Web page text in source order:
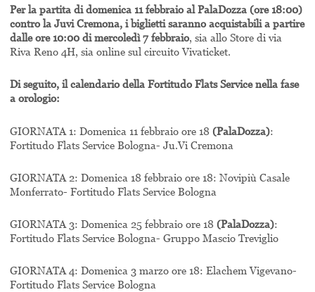
Per la partita di domenica 11 febbraio al PalaDozza (ore 18:00)
contro la Juvi Cremona, i biglietti saranno acquistabili a partire
dalle ore 10:00 di mercoledì 7 febbraio, sia allo Store di via
Riva Reno 4H, sia online sul circuito Vivaticket.
Di seguito, il calendario della Fortitudo Flats Service nella fase
a orologio:
GIORNATA 1: Domenica 11 febbraio ore 18 (PalaDozza):
Fortitudo Flats Service Bologna- Ju.Vi Cremona
GIORNATA 2: Domenica 18 febbraio ore 18: Novipiù Casale
Monferrato- Fortitudo Flats Service Bologna
GIORNATA 3: Domenica 25 febbraio ore 18 (PalaDozza):
Fortitudo Flats Service Bologna- Gruppo Mascio Treviglio
GIORNATA 4: Domenica 3 marzo ore 18: Elachem Vigevano-
Fortitudo Flats Service Bologna